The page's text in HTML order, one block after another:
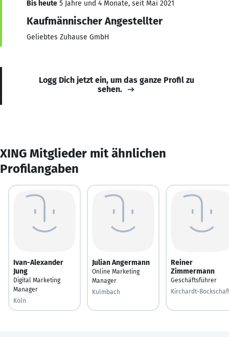
Bis heute 5 Jahre und 4 Monate, seit Mai 2021
Kaufmännischer Angestellter
Geliebtes Zuhause GmbH
Logg Dich jetzt ein, um das ganze Profil zu
sehen.
XING Mitglieder mit ähnlichen
Profilangaben
Ivan-Alexander
Jung
Digital Marketing
Manager
Köln
Julian Angermann
Online Marketing
Manager
Kulmbach
Reiner
Zimmermann
Geschäftsführer
Kirchardt-